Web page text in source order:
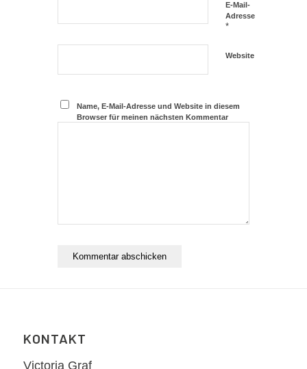
E-Mail-
Adresse
*
Website
Name, E-Mail-Adresse und Website in diesem
Browser für meinen nächsten Kommentar
KONTAKT
Victoria Graf